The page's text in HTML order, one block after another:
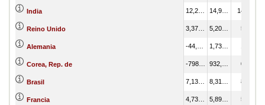
India 14.56
Reino Unido 5.06
Alemania
Corea, Rep. de 0.91
Brasil 8.08
Francia 5.73